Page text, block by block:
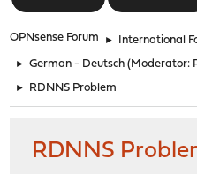
OPNsense Forum ► International
► German - Deutsch (Moderator:
► RDNNS Problem
RDNNS